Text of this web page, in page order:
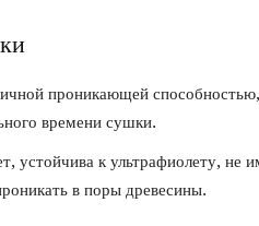
проникающей
времени сушки.
устойчива к ультрафиолету, не
в поры древесины.